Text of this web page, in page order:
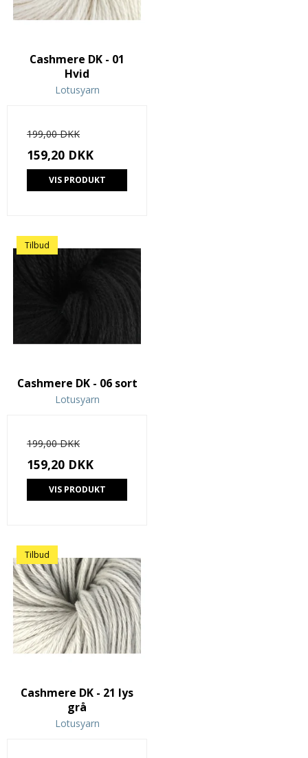
Cashmere DK - 01
Hvid
Lotusyarn
199,00 DKK
159,20 DKK
VIS PRODUKT
Tilbud
Cashmere DK - 06 sort
Lotusyarn
199,00 DKK
159,20 DKK
VIS PRODUKT
Tilbud
Cashmere DK - 21 lys
grå
Lotusyarn